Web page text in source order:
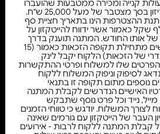
קנייה ומכירה ממטבעות שהועברו
מארנק פרטי לניהול בהוריזון בסך מצטבר של מעל 25,000 ש"ח.
ההצטרפות הינו בתאריך חציית סף
בסך 25 אלף שקל כאמור אשר ידווח להייטקזון על
של אותו החודש. המתנה תוענק בדרך
הבאה - עד תום 6 החודשים מתחילת תקופה הזכאות כאמור (15
של הזכאות) הלקוח יקבל לינק
שלו למשלוח ופרטי ההתקשרות
לסיפוק וניפוק המשלוח ללקוח
של עד כ-60 ימים נוספים מתום תקופה זו בתנאי
האישיים הנדרשים לקבלת המתנה
נייד וכל פרט נוסף שתבקש
לצורך המשלוח. יודגש כי טווחי הזמנים
העבר של הייטקזון עם גורמים שאינה
המתנה ללקוח לרבות - אירועים